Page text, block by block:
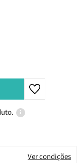
Ver condições